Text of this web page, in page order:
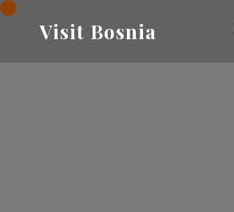
Visit Bosnia